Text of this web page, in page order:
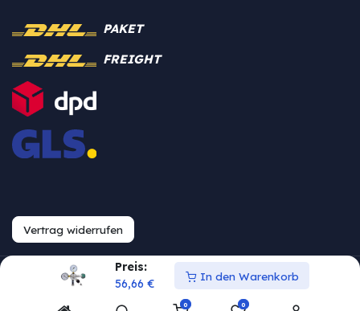
Preis:
56,66 €
In den Warenkorb
0 0
PAKET
FREIGHT
Vertrag widerrufen
Urheberrecht © Westfalia